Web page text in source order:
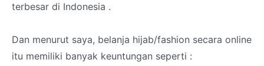
terbesar di Indonesia .
Dan menurut saya, belanja hijab/fashion secara online
itu memiliki banyak keuntungan seperti :